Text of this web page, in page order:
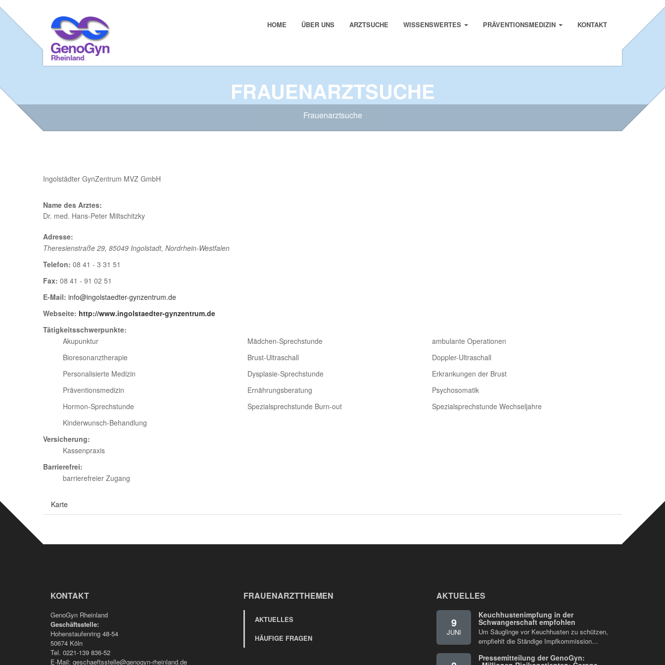
HOME ÜBER UNS ARZTSUCHE WISSENSWERTES PRÄVENTIONSMEDIZIN KONTAKT
FRAUENARZTSUCHE
Frauenarztsuche
Ingolstädter GynZentrum MVZ GmbH
Name des Arztes:
Dr. med. Hans-Peter Miltschitzky
Adresse:
Theresienstraße 29, 85049 Ingolstadt, Nordrhein-Westfalen
Telefon: 08 41 - 3 31 51
Fax: 08 41 - 91 02 51
E-Mail: info@ingolstaedter-gynzentrum.de
Webseite: http://www.ingolstaedter-gynzentrum.de
Tätigkeitsschwerpunkte:
Akupunktur
Mädchen-Sprechstunde
ambulante Operationen
Bioresonanztherapie
Brust-Ultraschall
Doppler-Ultraschall
Personalisierte Medizin
Dysplasie-Sprechstunde
Erkrankungen der Brust
Präventionsmedizin
Ernährungsberatung
Psychosomatik
Hormon-Sprechstunde
Spezialsprechstunde Burn-out
Spezialsprechstunde Wechseljahre
Kinderwunsch-Behandlung
Versicherung:
Kassenpraxis
Barrierefrei:
barrierefreier Zugang
Karte
KONTAKT
GenoGyn Rheinland
Geschäftsstelle:
Hohenstaufenring 48-54
50674 Köln
Tel. 0221-139 836-52
E-Mail: geschaeftsstelle@genogyn-rheinland.de
FRAUENARZTTHEMEN
AKTUELLES
HÄUFIGE FRAGEN
AKTUELLES
9
JUNI
Keuchhustenimpfung in der
Schwangerschaft empfohlen
Um Säuglinge vor Keuchhusten zu schützen,
empfiehlt die Ständige Impfkommission…
Pressemitteilung der GenoGyn: